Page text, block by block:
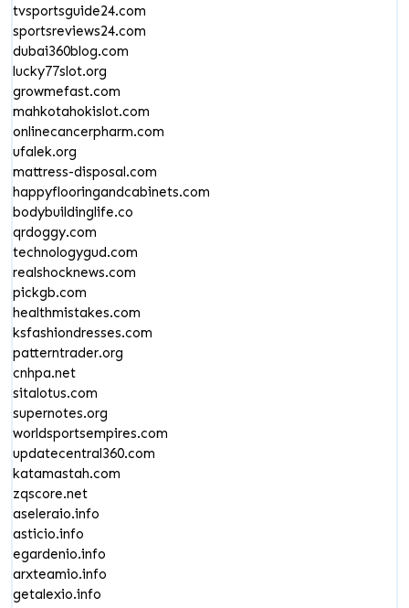
tvsportsguide24.com
sportsreviews24.com
dubai360blog.com
lucky77slot.org
growmefast.com
mahkotahokislot.com
onlinecancerpharm.com
ufalek.org
mattress-disposal.com
happyflooringandcabinets.com
bodybuildinglife.co
qrdoggy.com
technologygud.com
realshocknews.com
pickgb.com
healthmistakes.com
ksfashiondresses.com
patterntrader.org
cnhpa.net
sitalotus.com
supernotes.org
worldsportsempires.com
updatecentral360.com
katamastah.com
zqscore.net
aseleraio.info
asticio.info
egardenio.info
arxteamio.info
getalexio.info